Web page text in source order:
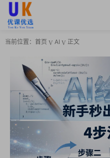
当前位置： 首页 AI 正文